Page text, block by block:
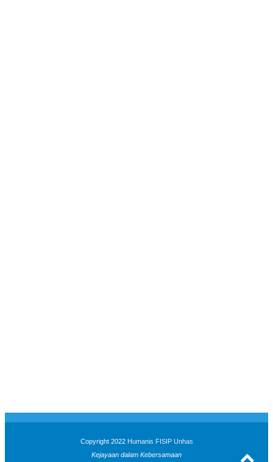
Copyright 2022 Humanis FISIP Unhas
Kejayaan dalam Kebersamaan